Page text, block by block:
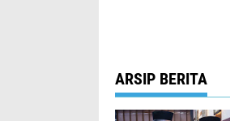
ARSIP BERITA